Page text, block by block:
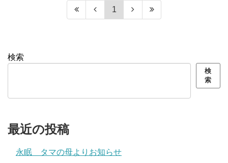
1
検索
検
索
最近の投稿
永眠 タマの母よりお知らせ